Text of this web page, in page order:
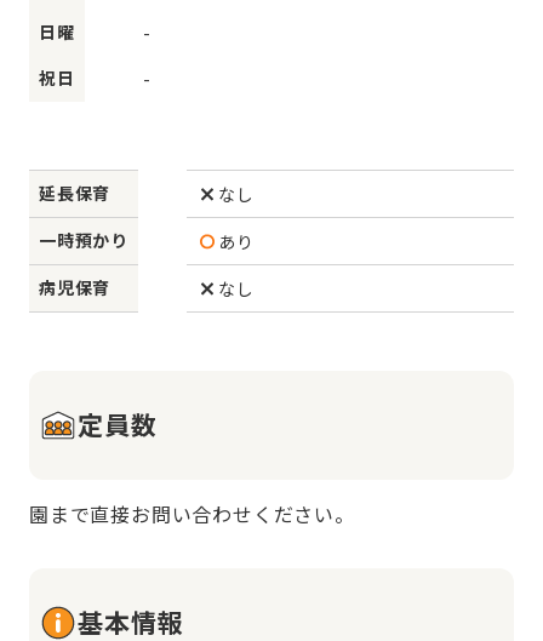
日曜
-
祝日
-
延長保育
なし
一時預かり
あり
病児保育
なし
定員数
園まで直接お問い合わせください。
基本情報